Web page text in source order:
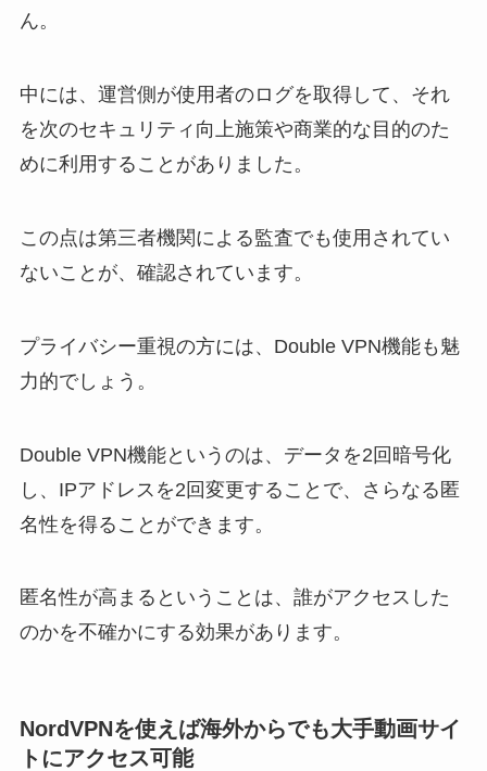
ん。
中には、運営側が使用者のログを取得して、それ
を次のセキュリティ向上施策や商業的な目的のた
めに利用することがありました。
この点は第三者機関による監査でも使用されてい
ないことが、確認されています。
プライバシー重視の方には、Double VPN機能も魅
力的でしょう。
Double VPN機能というのは、データを2回暗号化
し、IPアドレスを2回変更することで、さらなる匿
名性を得ることができます。
匿名性が高まるということは、誰がアクセスした
のかを不確かにする効果があります。
NordVPNを使えば海外からでも大手動画サイ
トにアクセス可能